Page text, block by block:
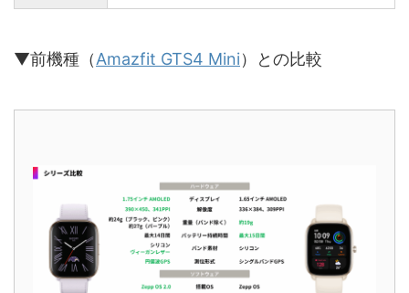
▼前機種（Amazfit GTS4 Mini）との比較